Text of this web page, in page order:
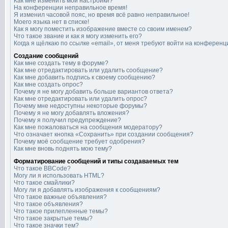
На конференции неправильное время!
Я изменил часовой пояс, но время всё равно неправильное!
Моего языка нет в списке!
Как я могу поместить изображение вместе со своим именем?
Что такое звание и как я могу изменить его?
Когда я щёлкаю по ссылке «email», от меня требуют войти на
Создание сообщений
Как мне создать тему в форуме?
Как мне отредактировать или удалить сообщение?
Как мне добавить подпись к своему сообщению?
Как мне создать опрос?
Почему я не могу добавить больше вариантов ответа?
Как мне отредактировать или удалить опрос?
Почему мне недоступны некоторые форумы?
Почему я не могу добавлять вложения?
Почему я получил предупреждение?
Как мне пожаловаться на сообщения модератору?
Что означает кнопка «Сохранить» при создании сообщения?
Почему моё сообщение требует одобрения?
Как мне вновь поднять мою тему?
Форматирование сообщений и типы создаваемых тем
Что такое BBCode?
Могу ли я использовать HTML?
Что такое смайлики?
Могу ли я добавлять изображения к сообщениям?
Что такое важные объявления?
Что такое объявления?
Что такое прилепленные темы?
Что такое закрытые темы?
Что такое значки тем?